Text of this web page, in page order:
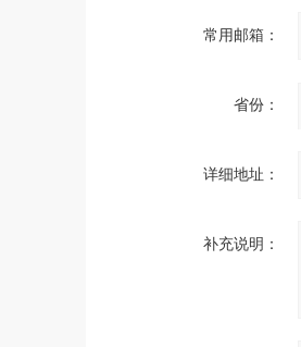
常用邮箱：
省份：
详细地址：
补充说明：